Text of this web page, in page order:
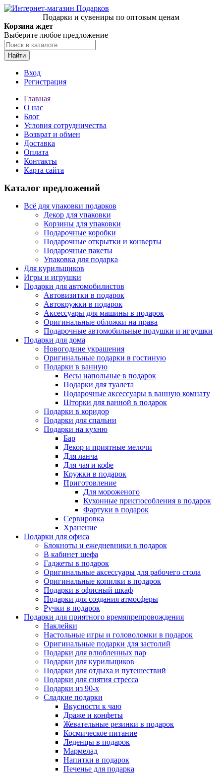
Подарки и сувениры по оптовым ценам
Корзина ждет
Выберите любое предложение
Найти
Вход
Регистрация
Главная
О нас
Блог
Условия сотрудничества
Возврат и обмен
Доставка
Оплата
Контакты
Карта сайта
Каталог предложений
Всё для упаковки подарков
Декор для упаковки
Корзины для упаковки
Подарочные коробки
Подарочные открытки и конверты
Подарочные пакеты
Упаковка для подарка
Для курильщиков
Игры и игрушки
Подарки для автомобилистов
Автовизитки в подарок
Автокружки в подарок
Аксессуары для машины в подарок
Оригинальные обложки на права
Подарочные автомобильные подушки и игрушки
Подарки для дома
Новогодние украшения
Оригинальные подарки в гостиную
Подарки в ванную
Весы напольные в подарок
Подарки для туалета
Подарочные аксессуары в ванную комнату
Шторки для ванной в подарок
Подарки в коридор
Подарки для спальни
Подарки на кухню
Бар
Декор и приятные мелочи
Для ланча
Для чая и кофе
Кружки в подарок
Приготовление
Для мороженого
Кухонные приспособления в подарок
Фартуки в подарок
Сервировка
Хранение
Подарки для офиса
Блокноты и ежедневники в подарок
В кабинет шефа
Гаджеты в подарок
Оригинальные аксессуары для рабочего стола
Оригинальные копилки в подарок
Подарки в офисный шкаф
Подарки для создания атмосферы
Ручки в подарок
Подарки для приятного времяпрепровождения
Наклейки
Настольные игры и головоломки в подарок
Оригинальные подарки для застолий
Подарки для влюбленных пар
Подарки для курильщиков
Подарки для отдыха и путешествий
Подарки для снятия стресса
Подарки из 90-х
Сладкие подарки
Вкусности к чаю
Драже и конфеты
Жевательные резинки в подарок
Космическое питание
Леденцы в подарок
Мармелад
Напитки в подарок
Печенье для подарка